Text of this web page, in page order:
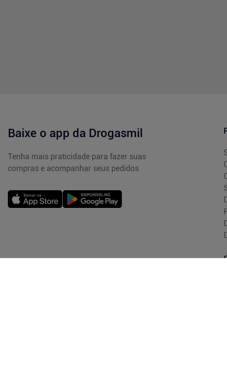
Baixe o app da Drogasmil
Tenha mais praticidade para fazer suas
compras e acompanhar seus pedidos